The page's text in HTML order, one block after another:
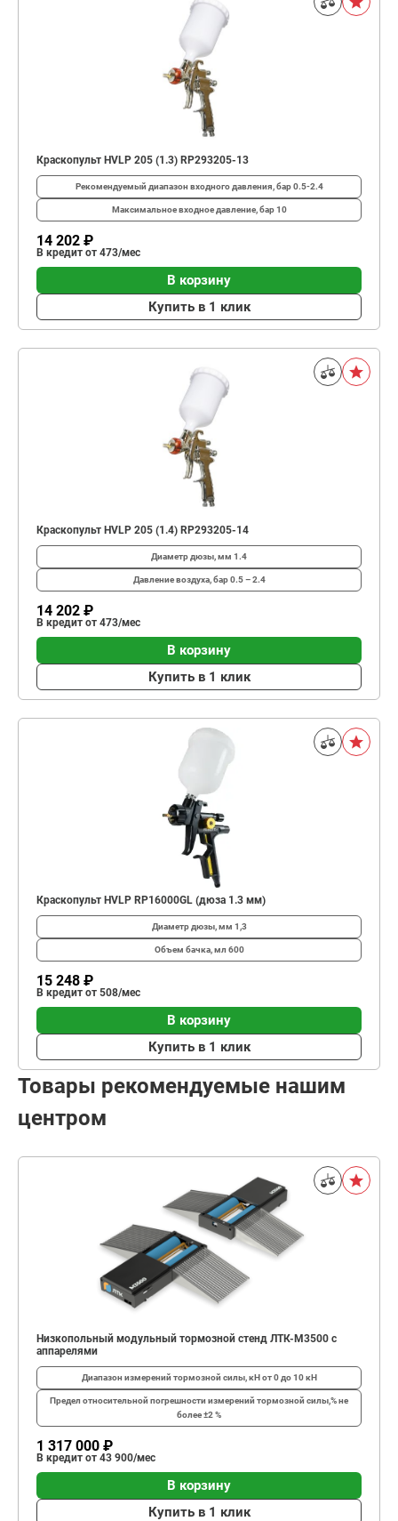
Краскопульт HVLP 205 (1.3) RP293205-13
Рекомендуемый диапазон входного давления, бар0.5-2.4
Максимальное входное давление, бар10
14 202 ₽
В кредит от 473/мес
В корзину
Купить в 1 клик
Краскопульт HVLP 205 (1.4) RP293205-14
Диаметр дюзы, мм 1.4
Давление воздуха, бар0.5 – 2.4
14 202 ₽
В кредит от 473/мес
В корзину
Купить в 1 клик
Краскопульт HVLP RP16000GL (дюза 1.3 мм)
Диаметр дюзы, мм 1,3
Объем бачка, мл 600
15 248 ₽
В кредит от 508/мес
В корзину
Купить в 1 клик
Товары рекомендуемые нашим
центром
Низкопольный модульный тормозной стенд ЛТК-М3500 с
аппарелями
Диапазон измерений тормозной силы, кНот 0 до 10 кН
Предел относительной погрешности измерений тормозной силы,%не
более ±2 %
1 317 000 ₽
В кредит от 43 900/мес
В корзину
Купить в 1 клик